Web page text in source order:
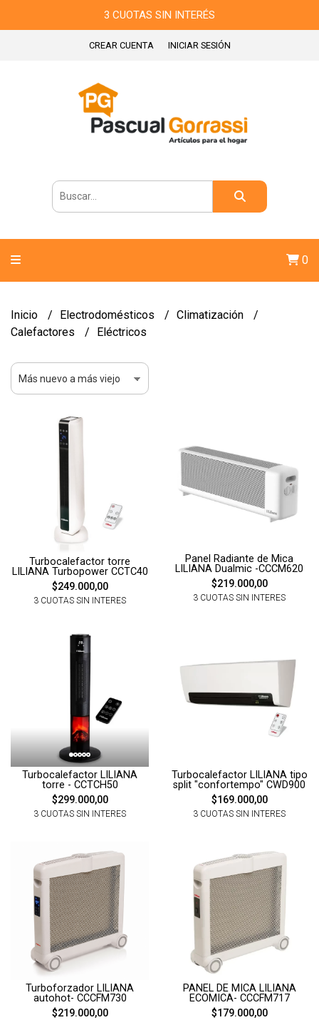
3 CUOTAS SIN INTERÉS
CREAR CUENTA INICIAR SESIÓN
0
Inicio Electrodomésticos
Climatización
Calefactores
Eléctricos
Turbocalefactor torre
LILIANA Turbopower CCTC40
$249.000,00
3 CUOTAS SIN INTERES
Panel Radiante de Mica
LILIANA Dualmic -CCCM620
$219.000,00
3 CUOTAS SIN INTERES
Turbocalefactor LILIANA
torre - CCTCH50
$299.000,00
3 CUOTAS SIN INTERES
Turbocalefactor LILIANA tipo
split "confortempo" CWD900
$169.000,00
3 CUOTAS SIN INTERES
Turboforzador LILIANA
autohot- CCCFM730
$219.000,00
PANEL DE MICA LILIANA
ECOMICA- CCCFM717
$179.000,00